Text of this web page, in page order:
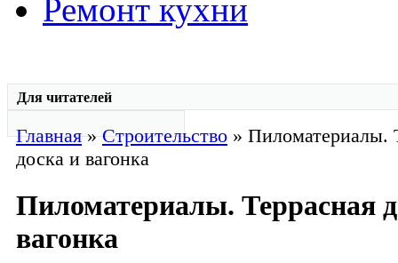
Ремонт кухни
Для читателей
Главная»Строительство » Пиломатериалы.
доска и вагонка
Пиломатериалы. Террасная
вагонка